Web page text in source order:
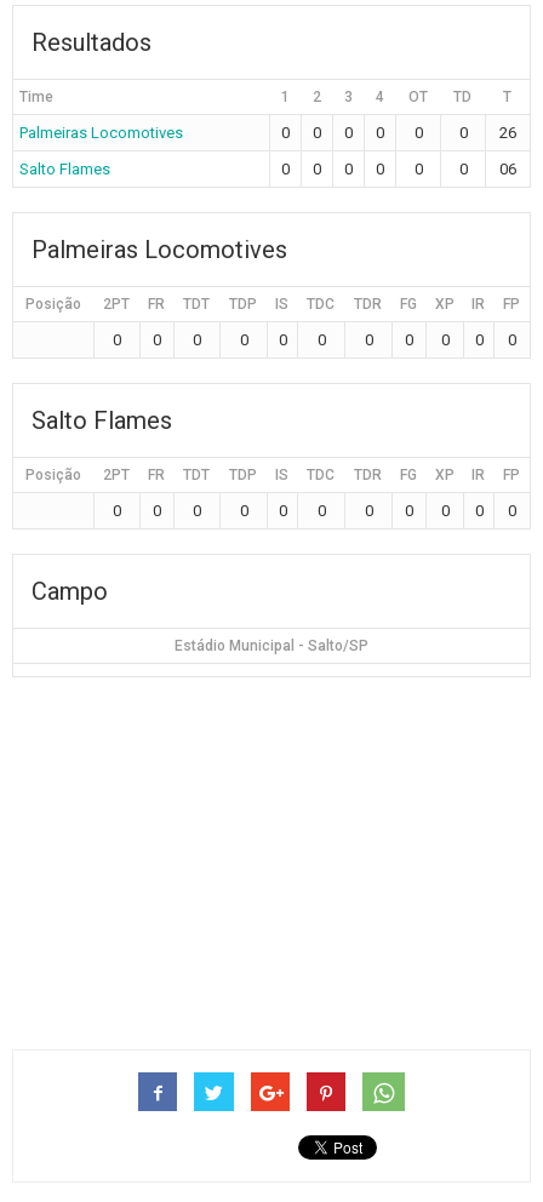
Resultados
Time 1 2 3 4 OT TD T
Palmeiras Locomotives 0 0 0 0 0 0
26
Salto Flames
0 0 0 0 0 0 06
Palmeiras Locomotives
Posição 2PT FR TDT TDP IS TDC TDR FG XP IR FP
0 0 0 0 0 0 0 0 0 0 0
Salto Flames
Posição 2PT FR TDT TDP IS TDC TDR FG XP IR FP
0 0 0 0 0 0 0 0 0 0 0
Campo
Estádio Municipal - Salto/SP